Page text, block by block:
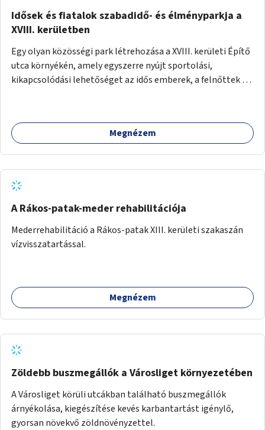
Idősek és fiatalok szabadidő- és élményparkja a
XVIII. kerületben
Egy olyan közösségi park létrehozása a XVIII. kerületi Építő
utca környékén, amely egyszerre nyújt sportolási,
kikapcsolódási lehetőséget az idős emberek, a felnőttek és
Megnézem
A Rákos-patak-meder rehabilitációja
Mederrehabilitáció a Rákos-patak XIII. kerületi szakaszán
vízvisszatartással.
Megnézem
Zöldebb buszmegállók a Városliget környezetében
A Városliget körüli utcákban található buszmegállók
árnyékolása, kiegészítése kevés karbantartást igénylő,
gyorsan növekvő zöldnövényzettel.